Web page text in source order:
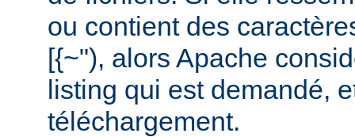
ou contient des
[{~"), alors Apache
listing qui est demandé,
téléchargement.